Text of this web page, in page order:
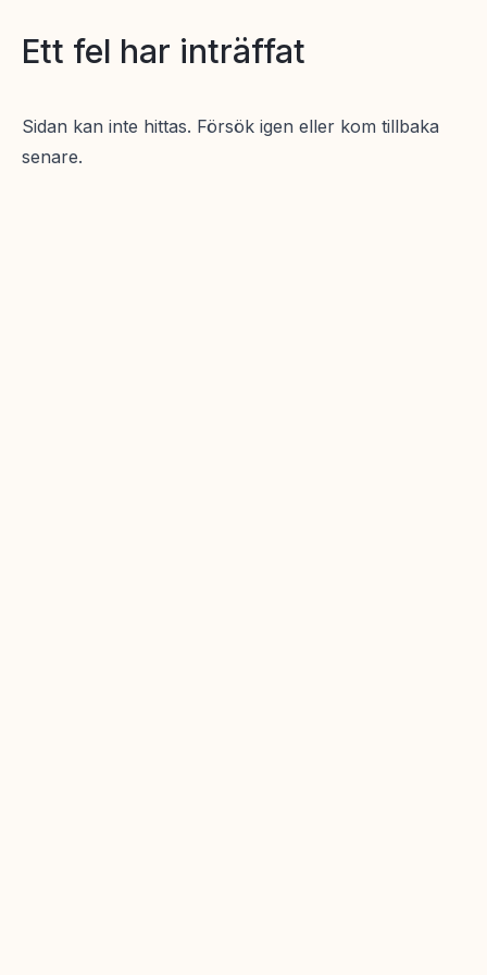
Ett fel har inträffat
Sidan kan inte hittas. Försök igen eller kom tillbaka
senare.